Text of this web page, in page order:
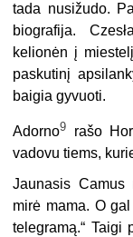
tada nusižudo.
biografija.
kelionėn į
paskutinį
baigia gyvuoti.
Adorno9 rašo
vadovu tiems,
Jaunasis Camus
mirė mama. O
telegramą.“ Taigi